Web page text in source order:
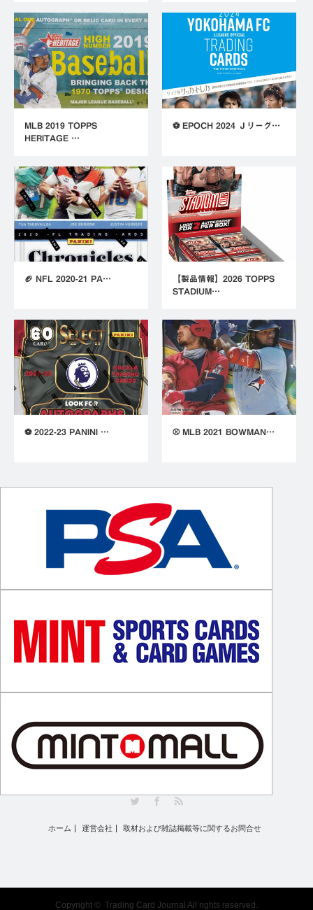
MLB 2019 TOPPS
HERITAGE …
⚽ EPOCH 2024 Ｊリーグ…
🏈 NFL 2020-21 PA…
【製品情報】2026 TOPPS
STADIUM…
⚽ 2022-23 PANINI … ⚾ MLB 2021 BOWMAN…
ホーム 運営会社 取材および雑誌掲載等に関するお問合せ
Copyright © Trading Card Journal All rights reserved.